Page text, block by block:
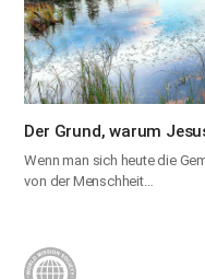
Der Grund, warum
Wenn man sich heute die
von der Menschheit…